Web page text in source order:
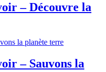
– Découvre la
– Sauvons la